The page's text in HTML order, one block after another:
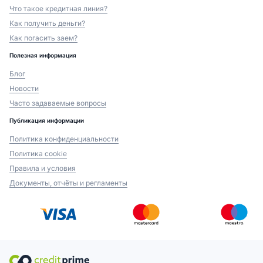
Что такое кредитная линия?
Как получить деньги?
Как погасить заем?
Полезная информация
Блог
Новости
Часто задаваемые вопросы
Публикация информации
Политика конфиденциальности
Политика cookie
Правила и условия
Документы, отчёты и регламенты